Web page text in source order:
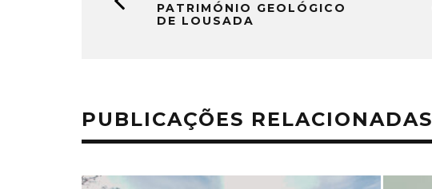
PATRIMÓNIO GEOLÓGICO
DE LOUSADA
PUBLICAÇÕES RELACIONADAS